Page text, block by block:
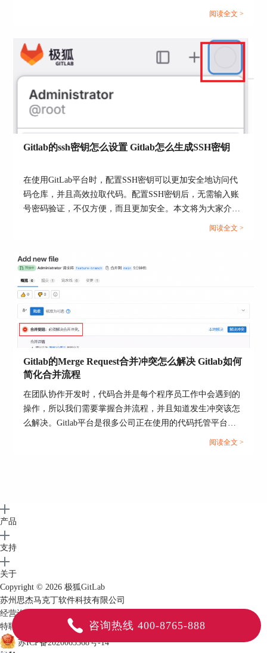
在文章的最后，我们通过对GitLab修改commit信息
操作的深入分析，可以看出，适时调整commit描述
通效率的有效策略。通过实践这些方法，开发团队
可以更加精确地管理每一次代码提交，确保项目历
史的准确性和透明度。
们在使用GitLab时，怎么搜索代码呢？如果要快速搜索，怎
阅读全文 >
Gitlab的ssh密钥怎么设置 Gitlab怎么生成SSH密钥
在使用GitLab平台时，配置SSH密钥可以更加安全地访问代
码仓库，并且高效拉取代码。配置SSH密钥后，无需输入账
号密码验证，不仅方便，而且更加安全。本文将为大家介绍
Gitlab的ssh密钥怎么设置，Gitlab怎么生成SSH密钥的相关内
阅读全文 >
Gitlab的Merge Request合并冲突怎么解决 Gitlab如何
简化合并流程
在团队协作开发时，代码合并是每个程序员工作中会遇到的
操作，所以我们需要掌握合并流程，并且知道发生冲突该怎
么解决。Gitlab平台是很多公司正在使用的代码托管平台，
该平台支持Merge Request（合并请求），并且为代码审查与
阅读全文 >
产品
支持
关于
Copyright © 2026 极狐GitLab
苏州思杰马克丁软件科技有限公司
经营许可证编号：苏B2-20210063
特聘法律顾问：江苏政纬律师事务所 宋红波
苏ICP备2020065368号-14
咨询热线 400-8765-888